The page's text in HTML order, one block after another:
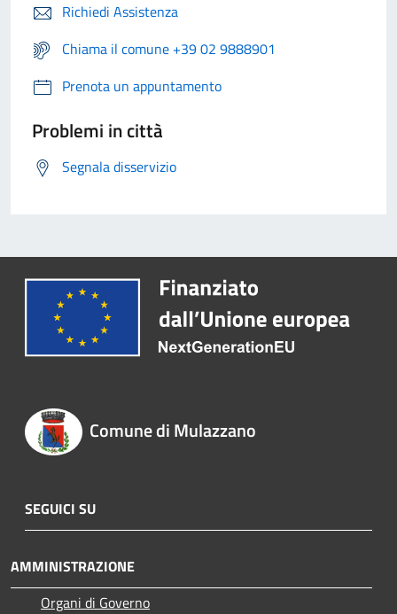
Richiedi Assistenza
Chiama il comune +39 02 9888901
Prenota un appuntamento
Problemi in città
Segnala disservizio
Comune di Mulazzano
SEGUICI SU
AMMINISTRAZIONE
Organi di Governo